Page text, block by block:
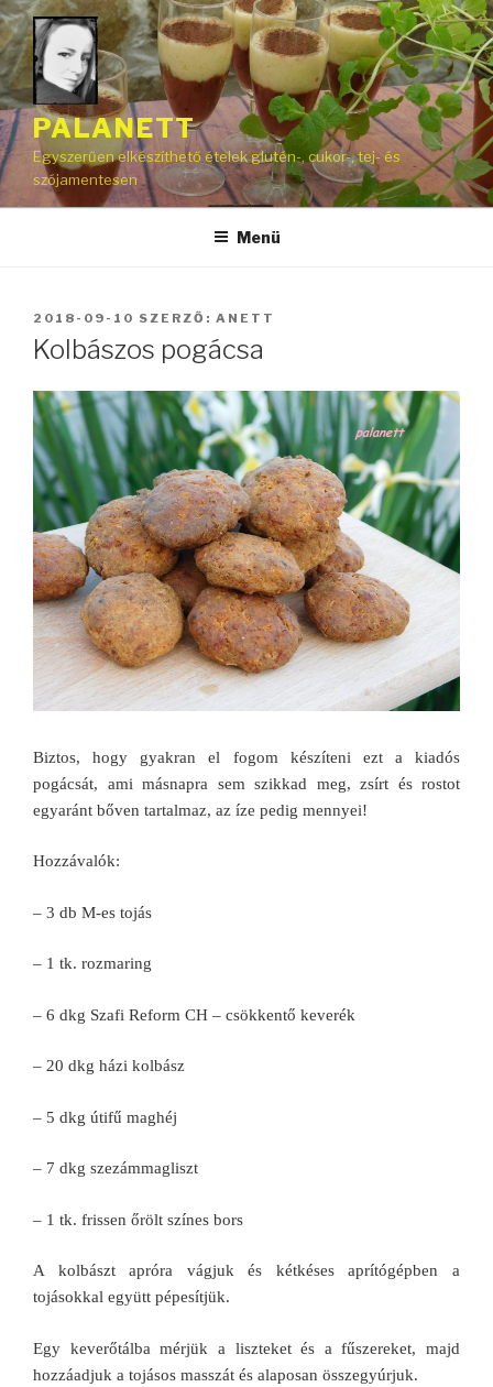
Tartalomhoz
PALANETT
Egyszerűen elkészíthető ételek glutén-, cukor-, tej- és
szójamentesen
Menü
BEKÜLDVE:
2018-09-10 SZERZŐ: ANETT
Kolbászos pogácsa
Biztos, hogy gyakran el fogom készíteni ezt a kiadós
pogácsát, ami másnapra sem szikkad meg, zsírt és rostot
egyaránt bőven tartalmaz, az íze pedig mennyei!
Hozzávalók:
– 3 db M-es tojás
– 1 tk. rozmaring
– 6 dkg Szafi Reform CH – csökkentő keverék
– 20 dkg házi kolbász
– 5 dkg útifű maghéj
– 7 dkg szezámmagliszt
– 1 tk. frissen őrölt színes bors
A kolbászt apróra vágjuk és kétkéses aprítógépben a
tojásokkal együtt pépesítjük.
Egy keverőtálba mérjük a liszteket és a fűszereket, majd
hozzáadjuk a tojásos masszát és alaposan összegyúrjuk.